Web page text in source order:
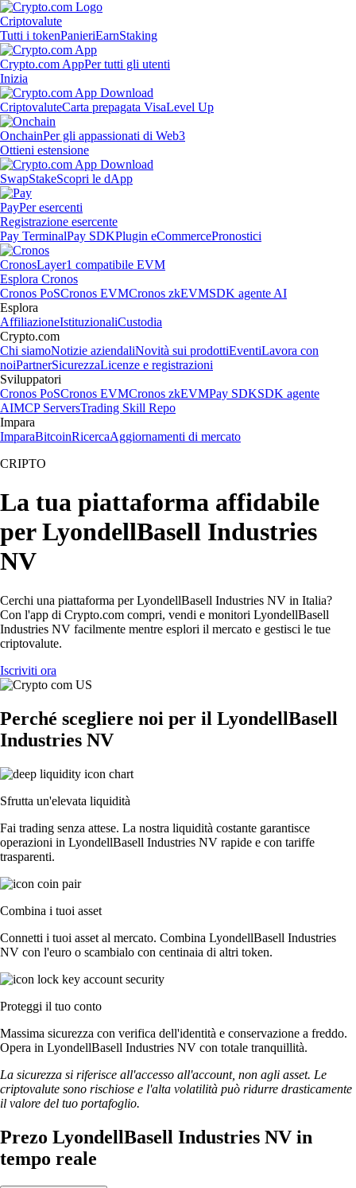
Criptovalute
Tutti i tokenPanieriEarnStaking
Crypto.com AppPer tutti gli utenti
Inizia
CriptovaluteCarta prepagata VisaLevel Up
OnchainPer gli appassionati di Web3
Ottieni estensione
SwapStakeScopri le dApp
PayPer esercenti
Registrazione esercente
Pay TerminalPay SDKPlugin eCommercePronostici
CronosLayer1 compatibile EVM
Esplora Cronos
Cronos PoSCronos EVMCronos zkEVMSDK agente AI
Esplora
AffiliazioneIstituzionaliCustodia
Crypto.com
Chi siamoNotizie aziendaliNovità sui prodottiEventiLavora con
noiPartnerSicurezzaLicenze e registrazioni
Sviluppatori
Cronos PoSCronos EVMCronos zkEVMPay SDKSDK agente
AIMCP ServersTrading Skill Repo
Impara
ImparaBitcoinRicercaAggiornamenti di mercato
CRIPTO
La tua piattaforma affidabile
per LyondellBasell Industries
NV
Cerchi una piattaforma per LyondellBasell Industries NV in Italia?
Con l'app di Crypto.com compri, vendi e monitori LyondellBasell
Industries NV facilmente mentre esplori il mercato e gestisci le tue
criptovalute.
Iscriviti ora
Perché scegliere noi per il LyondellBasell
Industries NV
Sfrutta un'elevata liquidità
Fai trading senza attese. La nostra liquidità costante garantisce
operazioni in LyondellBasell Industries NV rapide e con tariffe
trasparenti.
Combina i tuoi asset
Connetti i tuoi asset al mercato. Combina LyondellBasell Industries
NV con l'euro o scambialo con centinaia di altri token.
Proteggi il tuo conto
Massima sicurezza con verifica dell'identità e conservazione a freddo.
Opera in LyondellBasell Industries NV con totale tranquillità.
La sicurezza si riferisce all'accesso all'account, non agli asset. Le
criptovalute sono rischiose e l'alta volatilità può ridurre drasticamente
il valore del tuo portafoglio.
Prezo LyondellBasell Industries NV in
tempo reale